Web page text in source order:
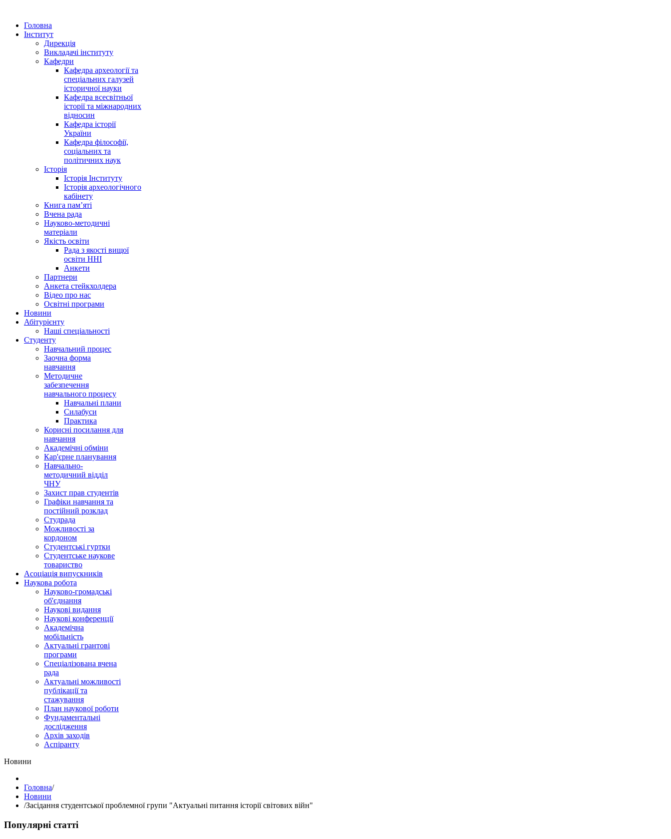
Головна
Інститут
Дирекція
Викладачі інституту
Кафедри
Кафедра археології та
спеціальних галузей
історичної науки
Кафедра всесвітньої
історії та міжнародних
відносин
Кафедра історії
України
Кафедра філософії,
соціальних та
політичних наук
Історія
Історія Інституту
Історія археологічного
кабінету
Книга памʼяті
Вчена рада
Науково-методичні
матеріали
Якість освіти
Рада з якості вищої
освіти ННІ
Анкети
Партнери
Анкета стейкхолдера
Відео про нас
Освітні програми
Hовини
Абітурієнту
Наші спеціальності
Студенту
Навчальний процес
Заочна форма
навчання
Методичне
забезпечення
навчального процесу
Навчальні плани
Силабуси
Практика
Корисні посилання для
навчання
Академічні обміни
Кар'єрне планування
Навчально-
методичний відділ
ЧНУ
Захист прав студентів
Графіки навчання та
постійний розклад
Студрада
Можливості за
кордоном
Студентські гуртки
Студентське наукове
товариство
Асоціація випускників
Наукова робота
Науково-громадські
об'єднання
Наукові видання
Наукові конференції
Академічна
мобільність
Актуальні грантові
програми
Спеціалізована вчена
рада
Актуальні можливості
публікації та
стажування
План наукової роботи
Фундаментальні
дослідження
Архів заходів
Аспіранту
Hовини
Головна/
Hовини
/Засідання студентської проблемної групи "Актуальні питання історії світових війн"
Популярні статті